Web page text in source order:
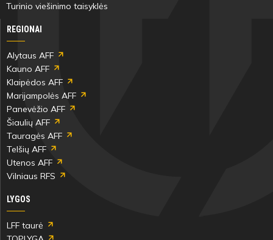
Turinio viešinimo taisyklės
REGIONAI
Alytaus AFF
Kauno AFF
Klaipėdos AFF
Marijampolės AFF
Panevėžio AFF
Šiaulių AFF
Tauragės AFF
Telšių AFF
Utenos AFF
Vilniaus RFS
LYGOS
LFF taurė